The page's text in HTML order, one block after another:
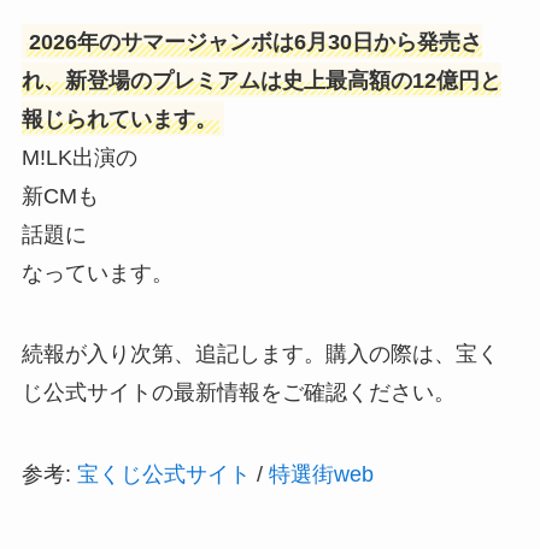
2026年のサマージャンボは6月30日から発売さ
れ、新登場のプレミアムは史上最高額の12億円と
報じられています。
M!LK出演の
新CMも
話題に
なっています。
続報が入り次第、追記します。購入の際は、宝く
じ公式サイトの最新情報をご確認ください。
参考: 宝くじ公式サイト / 特選街web